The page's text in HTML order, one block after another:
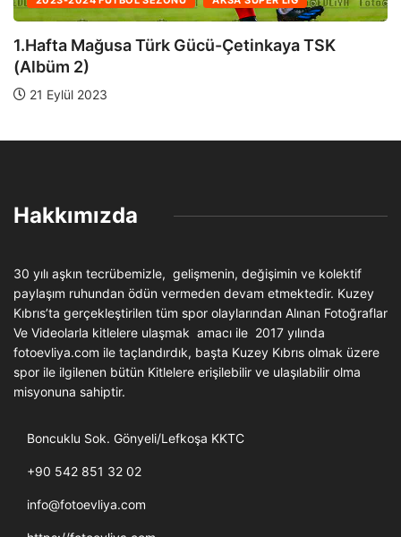
1.Hafta Mağusa Türk Gücü-Çetinkaya TSK
(Albüm 1)
21 Eylül 2023
Hakkımızda
30 yılı aşkın tecrübemizle, gelişmenin, değişimin ve kolektif
paylaşım ruhundan ödün vermeden devam etmektedir. Kuzey
Kıbrıs’ta gerçekleştirilen tüm spor olaylarından Alınan Fotoğraflar
Ve Videolarla kitlelere ulaşmak amacı ile 2017 yılında
fotoevliya.com ile taçlandırdık, başta Kuzey Kıbrıs olmak üzere
spor ile ilgilenen bütün Kitlelere erişilebilir ve ulaşılabilir olma
misyonuna sahiptir.
Boncuklu Sok. Gönyeli/Lefkoşa KKTC
+90 542 851 32 02
info@fotoevliya.com